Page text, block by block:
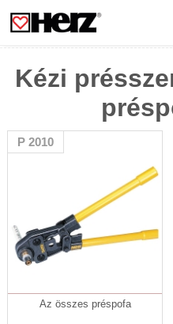
Kézi
P 2010
Az összes préspofa